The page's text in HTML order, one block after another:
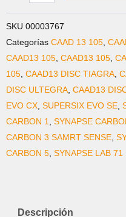
SKU 00003767
Categorías CAAD 13 105
CAAD13 105 CAAD13 105
105 CAAD13 DISC TIAGRA
DISC ULTEGRA CAAD13
EVO CX SUPERSIX EVO SE
CARBON 1
SYNAPSE
CARBON 3 SAMRT SENSE
CARBON 5 SYNAPSE LAB 71
Descripción